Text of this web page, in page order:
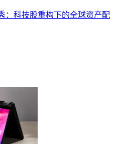
：科技股重构下的全球资产配